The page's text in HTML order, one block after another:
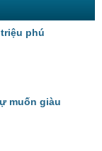
phú
muốn giàu